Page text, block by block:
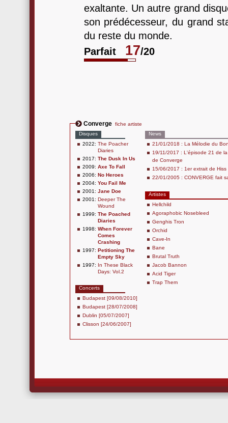
exaltante. Un autre grand
son prédécesseur, du grand
du reste du monde.
Parfait
17/20
Converge fiche artiste
Disques
2022: The Poacher
Diaries
2017: The Dusk In Us
2009: Axe To Fall
2006: No Heroes
2004: You Fail Me
2001: Jane Doe
2001: Deeper The
Wound
1999: The Poached
Diaries
1998: When Forever
Comes
Crashing
1997: Petitioning The
Empty Sky
1997: In These Black
Days: Vol.2
Concerts
Budapest [09/08/2010]
Budapest [28/07/2008]
Dublin [05/07/2007]
Clisson [24/06/2007]
News
21/01/2018 : La Mélodie du
19/11/2017 : L'épisode 21 de
de Converge
15/06/2017 : 1er extrait de
22/01/2005 : CONVERGE fait
Artistes
Hellchild
Agoraphobic Nosebleed
Genghis Tron
Orchid
Cave-In
Bane
Brutal Truth
Jacob Bannon
Acid Tiger
Trap Them